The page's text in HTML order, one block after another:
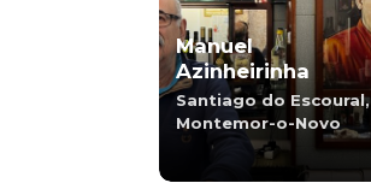
Manuel
Azinheirinha
Santiago do Escoural,
Montemor-o-Novo